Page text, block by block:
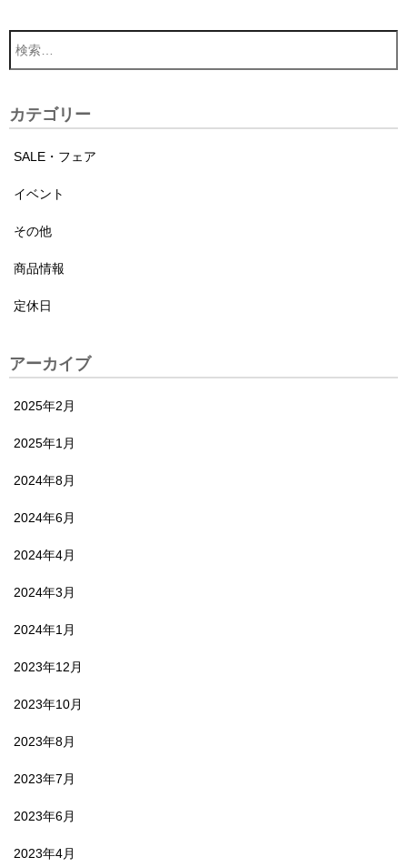
カテゴリー
SALE・フェア
イベント
その他
商品情報
定休日
アーカイブ
2025年2月
2025年1月
2024年8月
2024年6月
2024年4月
2024年3月
2024年1月
2023年12月
2023年10月
2023年8月
2023年7月
2023年6月
2023年4月